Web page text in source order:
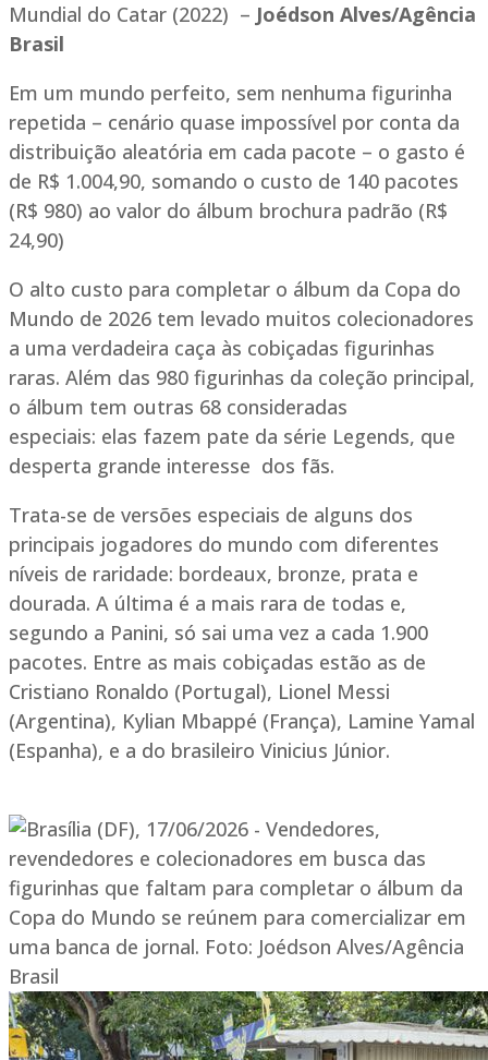
Mundial do Catar (2022) – Joédson Alves/Agência
Brasil
Em um mundo perfeito, sem nenhuma figurinha
repetida – cenário quase impossível por conta da
distribuição aleatória em cada pacote – o gasto é
de R$ 1.004,90, somando o custo de 140 pacotes
(R$ 980) ao valor do álbum brochura padrão (R$
24,90)
O alto custo para completar o álbum da Copa do
Mundo de 2026 tem levado muitos colecionadores
a uma verdadeira caça às cobiçadas figurinhas
raras. Além das 980 figurinhas da coleção principal,
o álbum tem outras 68 consideradas
especiais: elas fazem pate da série Legends, que
desperta grande interesse dos fãs.
Trata-se de versões especiais de alguns dos
principais jogadores do mundo com diferentes
níveis de raridade: bordeaux, bronze, prata e
dourada. A última é a mais rara de todas e,
segundo a Panini, só sai uma vez a cada 1.900
pacotes. Entre as mais cobiçadas estão as de
Cristiano Ronaldo (Portugal), Lionel Messi
(Argentina), Kylian Mbappé (França), Lamine Yamal
(Espanha), e a do brasileiro Vinicius Júnior.